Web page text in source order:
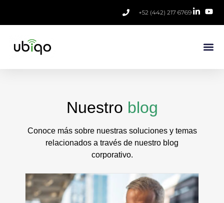
+52 (442) 217 6769
Nuestro blog
Conoce más sobre nuestras soluciones y temas
relacionados a través de nuestro blog
corporativo.